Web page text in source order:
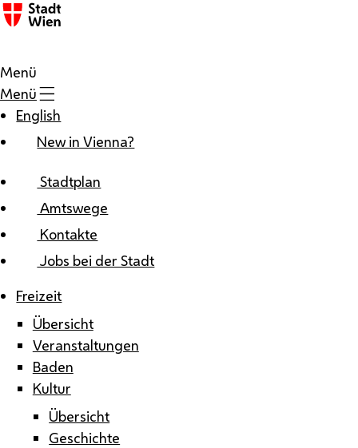
Zum Inhalt
Menü
Menü
English
New in Vienna?
Stadtplan
Amtswege
Kontakte
Jobs bei der Stadt
Freizeit
Übersicht
Veranstaltungen
Baden
Kultur
Übersicht
Geschichte